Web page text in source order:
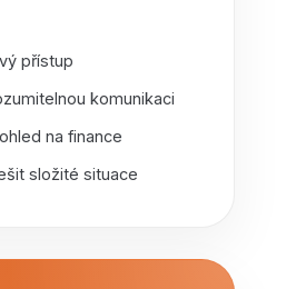
přístup
komunikaci
na finance
složité situace